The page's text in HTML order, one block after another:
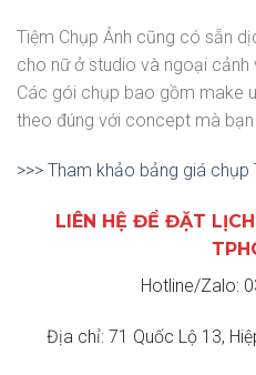
Tiệm Chụp Ảnh cũng có sẵn
cho nữ ở studio và ngoại cảnh
Các gói chụp bao gồm make
theo đúng với concept mà bạn
>>> Tham khảo bảng giá chụp
LIÊN HỆ ĐỂ ĐẶT
Hotline/Zalo:
Địa chỉ: 71 Quốc Lộ 13,